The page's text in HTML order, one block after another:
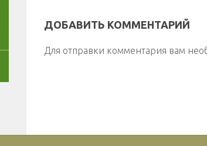
ДОБАВИТЬ КОММЕНТАРИЙ
Для отправки комментария вам